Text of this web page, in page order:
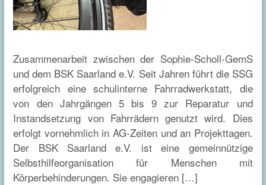
Zusammenarbeit zwischen der Sophie-Scholl-GemS
und dem BSK Saarland e.V. Seit Jahren führt die SSG
erfolgreich eine schulinterne Fahrradwerkstatt, die
von den Jahrgängen 5 bis 9 zur Reparatur und
Instandsetzung von Fahrrädern genutzt wird. Dies
erfolgt vornehmlich in AG-Zeiten und an Projekttagen.
Der BSK Saarland e.V. ist eine gemeinnützige
Selbsthilfeorganisation für Menschen mit
Körperbehinderungen. Sie engagieren […]